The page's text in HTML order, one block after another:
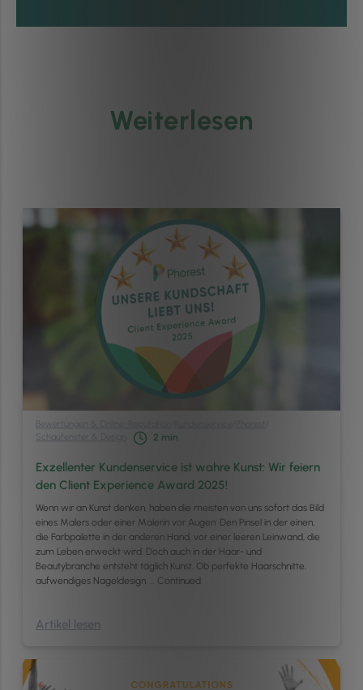
Weiterlesen
Bewertungen & Online-Reputation
Schaufenster & Design
2 min
Exzellenter Kundenservice ist wahre Kunst: Wir feiern
den Client Experience Award 2025!
Wenn wir an Kunst denken, haben die meisten von uns sofort das Bild
eines Malers oder einer Malerin vor Augen: Den Pinsel in der einen,
die Farbpalette in der anderen Hand, vor einer leeren Leinwand, die
zum Leben erweckt wird. Doch auch in der Haar- und
Beautybranche entsteht täglich Kunst. Ob perfekte Haarschnitte,
aufwendiges Nageldesign, … Continued
Artikel lesen